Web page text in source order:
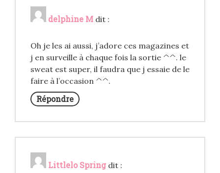
delphine M dit :
Oh je les ai aussi, j’adore ces magazines et
j en surveille à chaque fois la sortie ^^. le
sweat est super, il faudra que j essaie de le
faire à l’occasion ^^.
Répondre
Littlelo Spring dit :